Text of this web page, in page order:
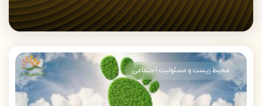
محیط زیست و مسئولیت اجتماعی